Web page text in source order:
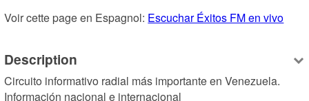
Voir cette page en Espagnol: Escuchar Éxitos FM en vivo
Description
Circuito informativo radial más importante en Venezuela.
Información nacional e internacional